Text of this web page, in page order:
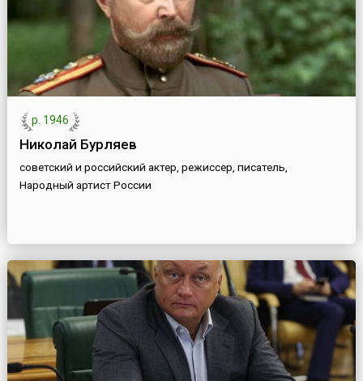
р. 1946
Николай Бурляев
советский и российский актер, режиссер, писатель,
Народный артист России